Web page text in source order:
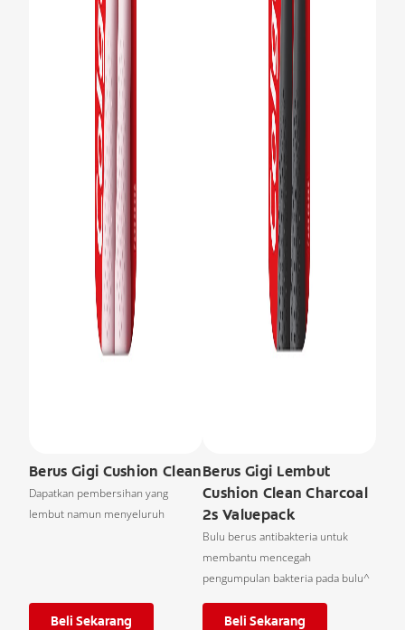
Berus Gigi Cushion Clean
Dapatkan pembersihan yang
lembut namun menyeluruh
Beli Sekarang
Berus Gigi Lembut
Cushion Clean Charcoal
2s Valuepack
Bulu berus antibakteria untuk
membantu mencegah
pengumpulan bakteria pada bulu^
Beli Sekarang